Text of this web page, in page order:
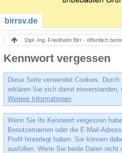
birrsv.de
Dipl.-Ing. Friedhelm Birr - öffentlich bestellter und
Kennwort vergessen
Diese Seite verwendet Cookies.
erklären Sie sich damit einverstanden,
Weitere Informationen
Wenn Sie Ihr Kennwort vergessen
Benutzernamen oder die E-Mail-
Profil hinterlegt haben. Sie können
ausfüllen. Wenn Sie beide Daten